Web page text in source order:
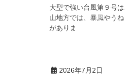
大型で強い台風第９号
山地方では、暴風やう
がありま …
2026年7月2日